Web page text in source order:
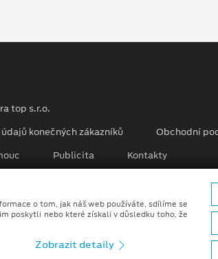
top s.r.o.
konečných zákazníků Obchodní
Publicita Kontakty
generovaných snímků (CGI) z
o tom, jak náš web používáte, sdílíme se
poskytli nebo které získali v důsledku toho, že
Zobrazit detaily